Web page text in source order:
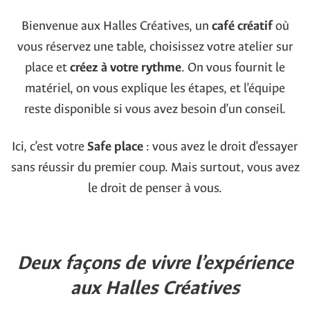
Bienvenue aux Halles Créatives, un café créatifoù
vous réservez une table, choisissez votre atelier sur
place etcréez à votre rythme. On vous fournit le
matériel, on vous explique les étapes, et l’équipe
reste disponible si vous avez besoin d’un conseil.
Ici, c’est votreSafe place : vous avez le droit d’essayer
sans réussir du premier coup. Mais surtout, vous avez
le droit de penser à vous.
Deux façons de vivre l’expérience
aux Halles Créatives